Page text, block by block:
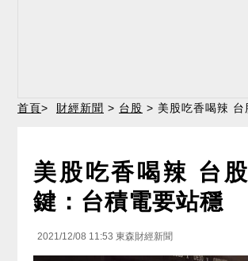
首頁> 財經新聞 > 台股 > 美股吃香喝辣 台
美股吃香喝辣 台
鍵：台積電要站穩
2021/12/08 11:53 東森財經新聞